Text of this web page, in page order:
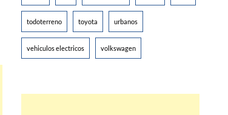
todoterreno toyota urbanos
vehiculos electricos volkswagen